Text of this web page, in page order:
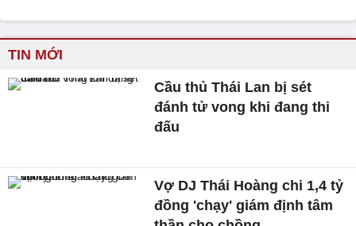
TIN MỚI
Cầu thủ Thái Lan bị sét
đánh tử vong khi đang thi
đấu
Vợ DJ Thái Hoàng chi 1,4 tỷ
đồng 'chạy' giám định tâm